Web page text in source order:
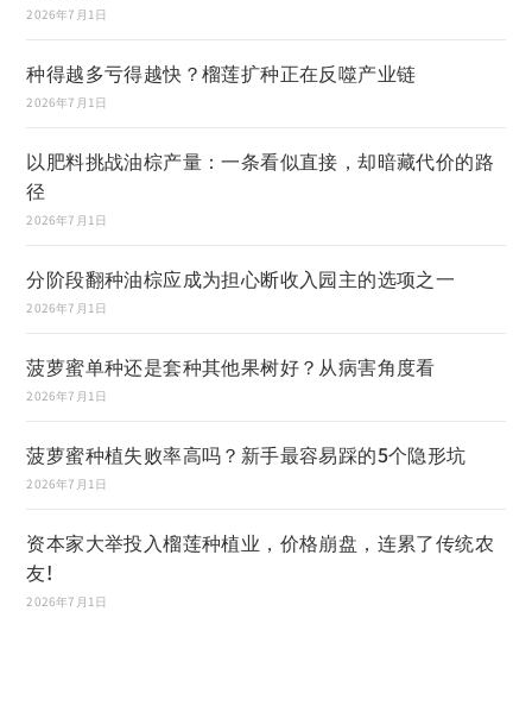
2026年7月1日
种得越多亏得越快？榴莲扩种正在反噬产业链
2026年7月1日
以肥料挑战油棕产量：一条看似直接，却暗藏代价的路
径
2026年7月1日
分阶段翻种油棕应成为担心断收入园主的选项之一
2026年7月1日
菠萝蜜单种还是套种其他果树好？从病害角度看
2026年7月1日
菠萝蜜种植失败率高吗？新手最容易踩的5个隐形坑
2026年7月1日
资本家大举投入榴莲种植业，价格崩盘，连累了传统农
友!
2026年7月1日